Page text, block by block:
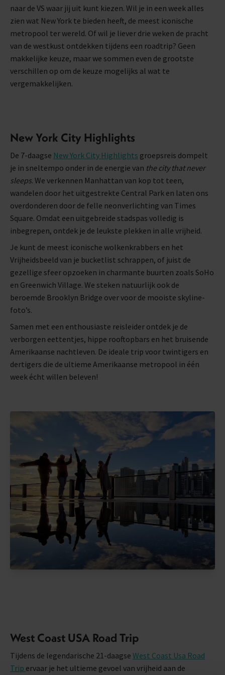
naar de VS waar jij uit kunt kiezen. Wil je in een week alles
zien wat New York te bieden heeft, de meest iconische
metropool ter wereld. Of wil je liever drie weken de pracht
van de westkust ontdekken tijdens een roadtrip? Geen
makkelijke keuze, maar we sommen even de grootste
verschillen op om de keuze mogelijks al wat te
vergemakkelijken.
New York City Highlights
De 7-daagse New York City Highlights groepsreis dompelt
je in sneltempo onder in de energie van the city that never
sleeps. We verkennen Manhattan van kop tot teen,
wandelen door het uitgestrekte Central Park en laten ons
overdonderen door de felle neonverlichting van Times
Square. Omdat een uitgebreide stadspas volledig is
inbegrepen, ontdek je de leukste plekken in alle vrijheid.
Je kunt de meest iconische wolkenkrabbers en het
Vrijheidsbeeld van je bucketlist schrappen, of juist de
gezellige sfeer opzoeken in charmante buurten zoals SoHo
en Greenwich Village. We steken natuurlijk ook de
beroemde Brooklyn Bridge over voor de mooiste skyline-
foto’s.
Samen met een enthousiaste reisleider ontdek je de
verborgen eettentjes, hippe rooftopbars en het bruisende
Amerikaanse nachtleven. De ideale trip voor twintigers en
dertigers die de ultieme Amerikaanse metropool in één
week écht willen beleven!
West Coast USA Road Trip
Tijdens de legendarische 21-daagse West Coast Usa Road
Trip ervaar je het ultieme gevoel van vrijheid aan de